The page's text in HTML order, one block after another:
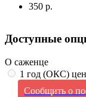
350 р.
Доступные
О саженце
1 год (ОКС)
Сообщить о